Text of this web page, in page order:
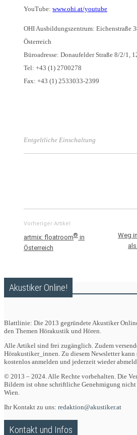
YouTube: www.ohi.at/youtube
OHI Ausbildungszentrum: Eichenstraße
Österreich
Büroadresse: Donaufelder Straße 8/2/1,
Tel: +43 (1) 2700278
Fax: +43 (1) 2533033-2399
Entgeltliche Einschaltung
Vorheriger Artikel
artmix: floatroom® in
Österreich
Weg
Akustiker Online!
Blattlinie: Die 2013 gegründete Akustiker
den Themen Hörakustik und Hören.
Alle Artikel sind frei zugänglich. Zudem
Hörakustiker_innen. Zu diesem Newsletter
kostenlos anmelden und jederzeit wieder
© 2013 – 2024. Alle Rechte vorbehalten. Die
Bildern ist ohne schriftliche Genehmigung nicht
Wien.
Ihr Kontakt zu uns: redaktion@akustiker.at
Kontakt und Infos